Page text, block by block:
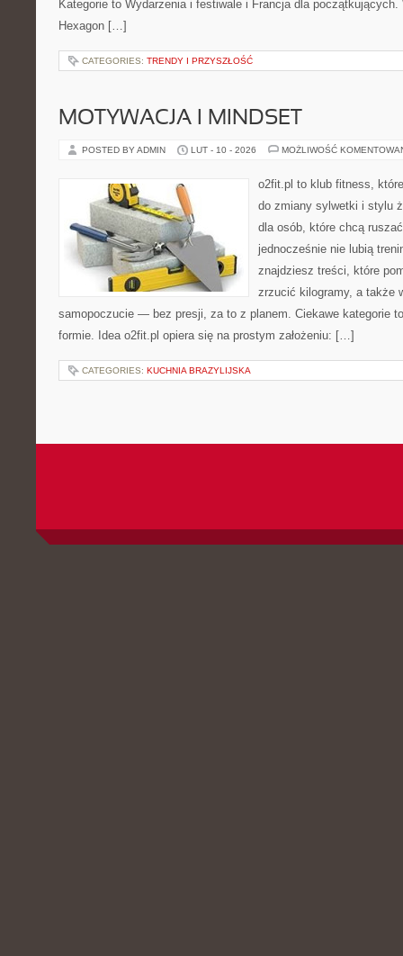
Kategorie to Wydarzenia i festiwale i Francja dla
Hexagon […]
CATEGORIES: TRENDY I PRZYSZŁOŚĆ
MOTYWACJA I MINDSET
POSTED BY ADMIN LUT - 10 - 2026 MOŻLIWOŚĆ
o2fit.pl to klub fitness,
do zmiany sylwetki i stylu
dla osób, które chcą
jednocześnie nie lubią
znajdziesz treści, które
zrzucić kilogramy, a także
samopoczucie — bez presji, za to z planem. Ciekawe kategorie
formie. Idea o2fit.pl opiera się na prostym założeniu: […]
CATEGORIES: KUCHNIA BRAZYLIJSKA